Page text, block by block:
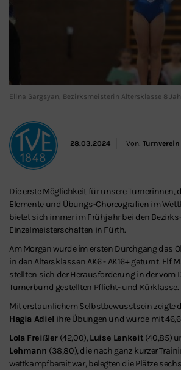
Elina Sargsyan, Bezirksmeisterin Altersklasse 8
28.03.2024 Von: Turnverein
Die erste Möglichkeit für unsere Turnerinnen,
Elemente und Übungs-Choreografien im
bietet sich immer im Frühjahr bei den
Einzelmeisterschaften in Fürth.
Am Morgen wurde im ersten Durchgang das
in den Altersklassen AK6 - AK16+ geturnt. Elf
stellten sich der Herausforderung in der vom
Turnerbund gestellten Pflicht- und Kürklasse.
Mit erstaunlichem Selbstbewusstsein zeigte
Hagia Adiel ihre Übungen und wurde mit
Lola Freißler (42,00),Luise Lenkeit (40,85)
Lehmann (38,80), die nach ganz kurzer
wettkampfbereit war, belegten die Plätze